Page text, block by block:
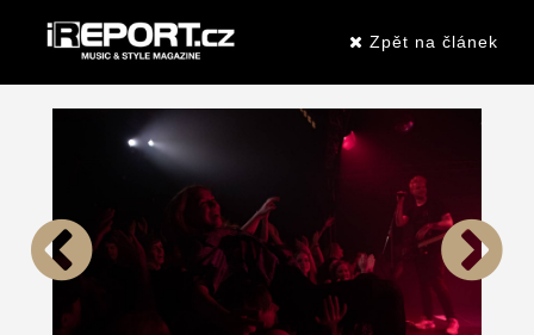
Zpět na článek